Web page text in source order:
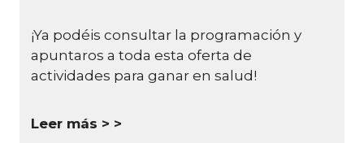
¡Ya podéis consultar la programación y
apuntaros a toda esta oferta de
actividades para ganar en salud!
Leer más >